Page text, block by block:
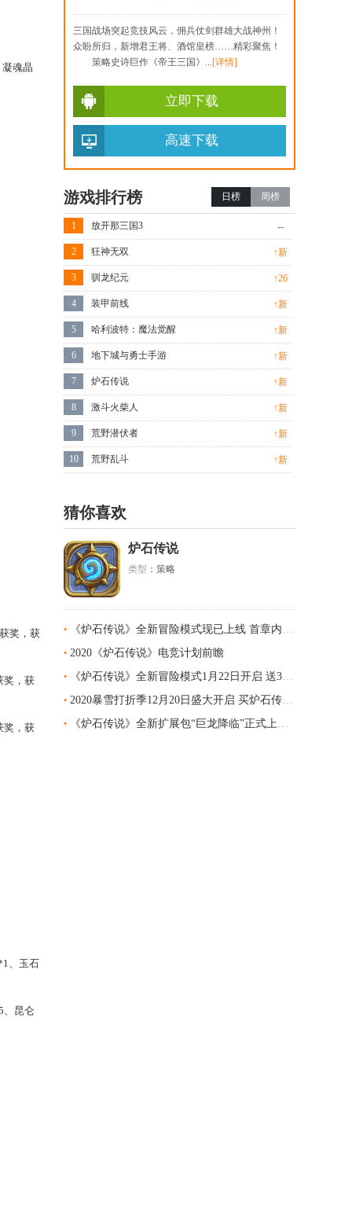
魂晶
奖，获
奖，获
奖，获
、玉石
、昆仑
三国战场突起竞技风云，佣兵仗剑群雄大战神州！
众盼所归，新增君王将、酒馆皇榜……精彩聚焦！
策略史诗巨作《帝王三国》...[详情]
立即下载
高速下载
游戏排行榜 日榜 周榜
1 放开那三国3 --
2 狂神无双 ↑新
3 驯龙纪元 ↑26
4 装甲前线 ↑新
5 哈利波特：魔法觉醒 ↑新
6 地下城与勇士手游 ↑新
7 炉石传说 ↑新
8 激斗火柴人 ↑新
9 荒野潜伏者 ↑新
10 荒野乱斗 ↑新
猜你喜欢
炉石传说
类型 ：策略
• 《炉石传说》全新冒险模式现已上线 首章内容免费体验
• 2020《炉石传说》电竞计划前瞻
• 《炉石传说》全新冒险模式1月22日开启 送35张全新卡牌
• 2020暴雪打折季12月20日盛大开启 买炉石传说合集送新英雄皮肤
• 《炉石传说》全新扩展包“巨龙降临”正式上线 登录就送五张橙卡